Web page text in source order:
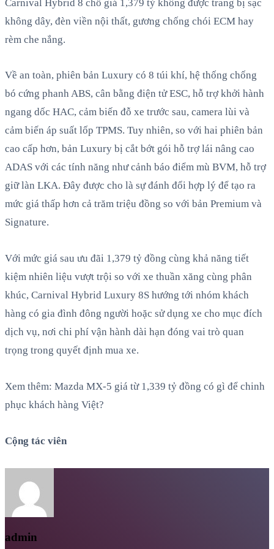
Carnival Hybrid 8 chỗ giá 1,379 tỷ không được trang bị sạc
không dây, đèn viền nội thất, gương chống chói ECM hay
rèm che nắng.
Về an toàn, phiên bản Luxury có 8 túi khí, hệ thống chống
bó cứng phanh ABS, cân bằng điện tử ESC, hỗ trợ khởi hành
ngang dốc HAC, cảm biến đỗ xe trước sau, camera lùi và
cảm biến áp suất lốp TPMS. Tuy nhiên, so với hai phiên bản
cao cấp hơn, bản Luxury bị cắt bớt gói hỗ trợ lái nâng cao
ADAS với các tính năng như cảnh báo điểm mù BVM, hỗ trợ
giữ làn LKA. Đây được cho là sự đánh đổi hợp lý để tạo ra
mức giá thấp hơn cả trăm triệu đồng so với bản Premium và
Signature.
Với mức giá sau ưu đãi 1,379 tỷ đồng cùng khả năng tiết
kiệm nhiên liệu vượt trội so với xe thuần xăng cùng phân
khúc, Carnival Hybrid Luxury 8S hướng tới nhóm khách
hàng có gia đình đông người hoặc sử dụng xe cho mục đích
dịch vụ, nơi chi phí vận hành dài hạn đóng vai trò quan
trọng trong quyết định mua xe.
Xem thêm: Mazda MX-5 giá từ 1,339 tỷ đồng có gì để chinh
phục khách hàng Việt?
Cộng tác viên
admin